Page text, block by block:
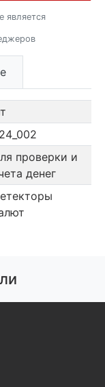
является
проверки и
денег